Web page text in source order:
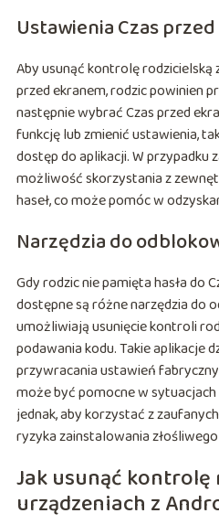
Ustawienia Czas
Aby usunąć kontrolę rodzicielską
przed ekranem, rodzic powinien
następnie wybrać Czas przed
funkcję lub zmienić ustawienia,
dostęp do aplikacji. W przypadku
możliwość skorzystania z
haseł, co może pomóc w
Narzędzia do
Gdy rodzic nie pamięta hasła do
dostępne są różne narzędzia do
umożliwiają usunięcie kontroli
podawania kodu. Takie aplikacje
przywracania ustawień
może być pomocne w
jednak, aby korzystać z
ryzyka zainstalowania
Jak usunąć kontrolę
urządzeniach z